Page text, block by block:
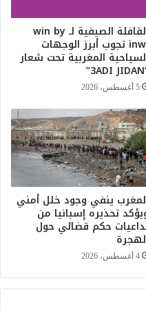
القافلة الصيفية لـ win by
inwi تجوب أبرز الوجهات
المغربية تحت شعار
5 أغسطس، 2026
ينفي وجود خلل أمني
تحذيره إسبانيا من
حكم قضائي حول
4 أغسطس، 2026